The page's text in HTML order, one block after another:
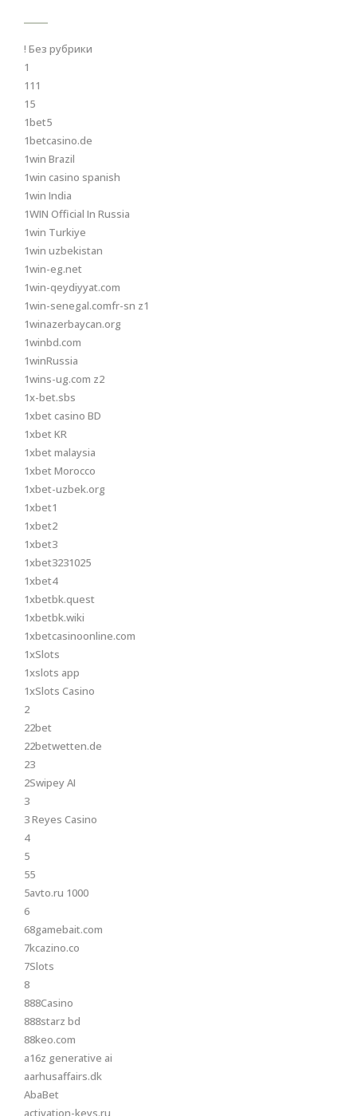
! Без рубрики
1
111
15
1bet5
1betcasino.de
1win Brazil
1win casino spanish
1win India
1WIN Official In Russia
1win Turkiye
1win uzbekistan
1win-eg.net
1win-qeydiyyat.com
1win-senegal.comfr-sn z1
1winazerbaycan.org
1winbd.com
1winRussia
1wins-ug.com z2
1x-bet.sbs
1xbet casino BD
1xbet KR
1xbet malaysia
1xbet Morocco
1xbet-uzbek.org
1xbet1
1xbet2
1xbet3
1xbet3231025
1xbet4
1xbetbk.quest
1xbetbk.wiki
1xbetcasinoonline.com
1xSlots
1xslots app
1xSlots Casino
2
22bet
22betwetten.de
23
2Swipey AI
3
3 Reyes Casino
4
5
55
5avto.ru 1000
6
68gamebait.com
7kcazino.co
7Slots
8
888Casino
888starz bd
88keo.com
a16z generative ai
aarhusaffairs.dk
AbaBet
activation-keys.ru